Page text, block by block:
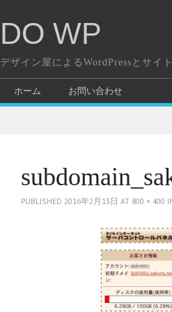
DO WP
デザイン屋によるWordPressとサイ
ホーム お問い合わせ
PUBLISHED 2016年2月13日 AT 800 × 400